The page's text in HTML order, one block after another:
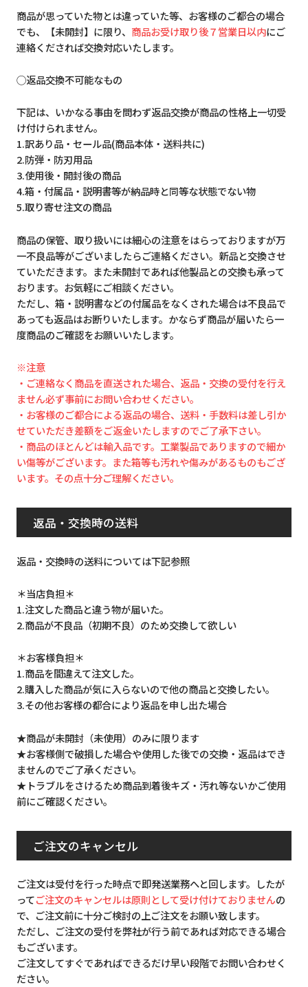
商品が思っていた物とは違っていた等、お客様のご都合の場合
でも、【未開封】に限り、 商品お受け取り後７営業日以内にご
連絡くだされば交換対応いたします。
◯返品交換不可能なもの
下記は、いかなる事由を問わず返品交換が商品の性格上一切受
け付けられません。
1.訳あり品・セール品(商品本体・送料共に)
2.防弾・防刃用品
3.使用後・開封後の商品
4.箱・付属品・説明書等が納品時と同等な状態でない物
5.取り寄せ注文の商品
商品の保管、取り扱いには細心の注意をはらっておりますが万
一不良品等がございましたらご連絡ください。新品と交換させ
ていただきます。また未開封であれば他製品との交換も承って
おります。お気軽にご相談ください。
ただし、箱・説明書などの付属品をなくされた場合は不良品で
あっても返品はお断りいたします。かならず商品が届いたら一
度商品のご確認をお願いいたします。
※注意
・ご連絡なく商品を直送された場合、返品・交換の受付を行え
ません必ず事前にお問い合わせください。
・お客様のご都合による返品の場合、送料・手数料は差し引か
せていただき差額をご返金いたしますのでご了承下さい。
・商品のほとんどは輸入品です。工業製品でありますので細か
い傷等がございます。また箱等も汚れや傷みがあるものもござ
います。その点十分ご理解ください。
返品・交換時の送料
返品・交換時の送料については下記参照
＊当店負担＊
1.注文した商品と違う物が届いた。
2.商品が不良品（初期不良）のため交換して欲しい
＊お客様負担＊
1.商品を間違えて注文した。
2.購入した商品が気に入らないので他の商品と交換したい。
3.その他お客様の都合により返品を申し出た場合
★商品が未開封（未使用）のみに限ります
★お客様側で破損した場合や使用した後での交換・返品はでき
ませんのでご了承ください。
★トラブルをさけるため商品到着後キズ・汚れ等ないかご使用
前にご確認ください。
ご注文のキャンセル
ご注文は受付を行った時点で即発送業務へと回します。したが
ってご注文のキャンセルは原則として受け付けておりませんの
で、ご注文前に十分ご検討の上ご注文をお願い致します。
ただし、ご注文の受付を弊社が行う前であれば対応できる場合
もございます。
ご注文してすぐであればできるだけ早い段階でお問い合わせく
ださい。